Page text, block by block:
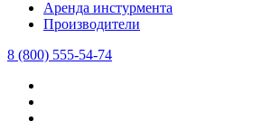
Аренда инстурмента
Производители
8 (800) 555-54-74